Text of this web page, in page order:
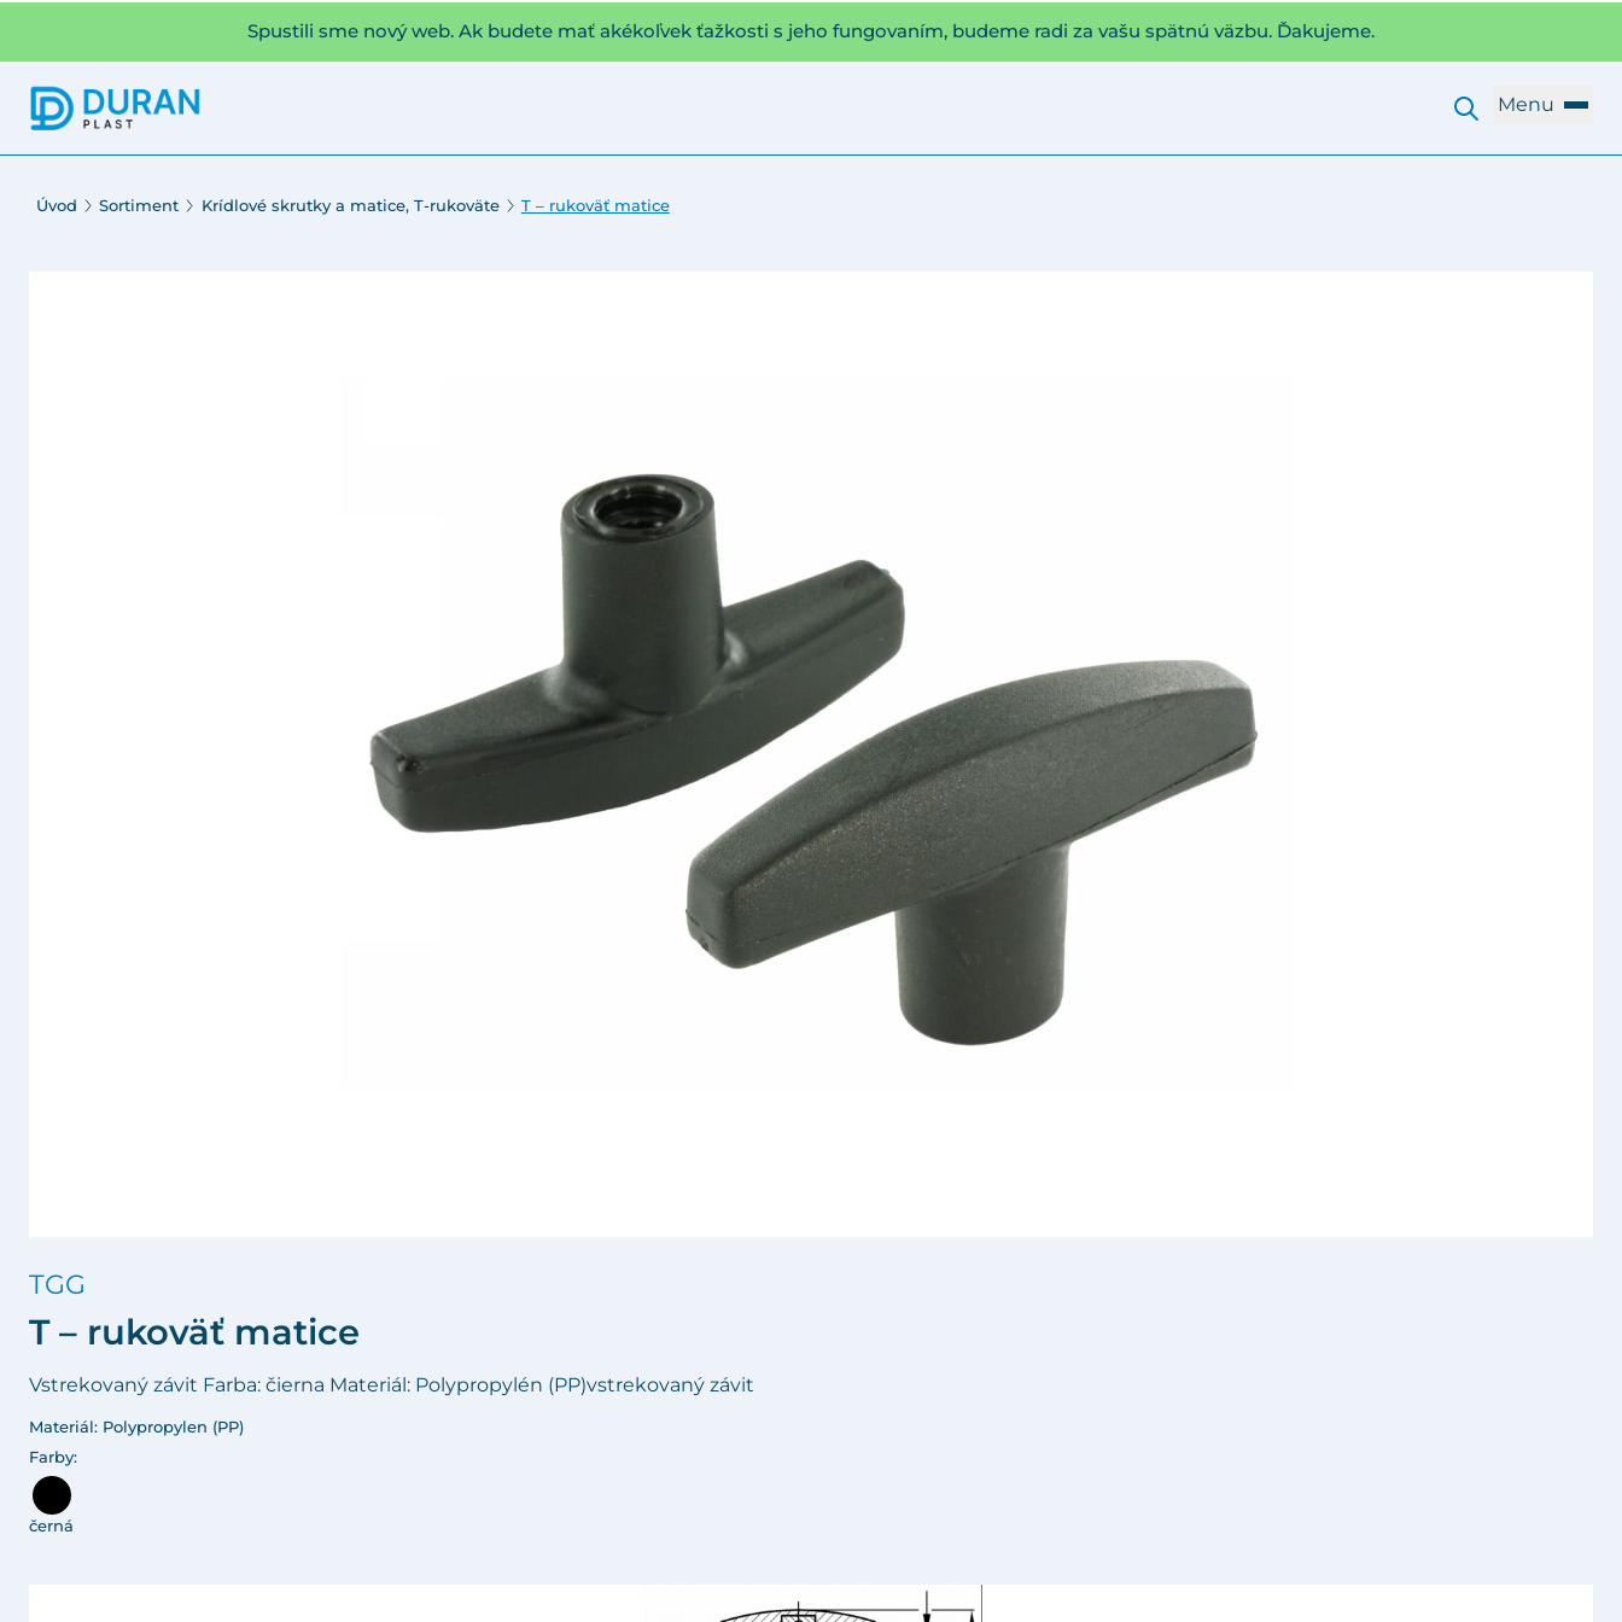
Spustili sme nový web. Ak budete mať akékoľvek ťažkosti s jeho fungovaním, budeme radi za vašu spätnú väzbu. Ďakujeme.
Menu
Úvod Sortiment Krídlové skrutky a matice, T-rukoväte T – rukoväť matice
TGG
T – rukoväť matice
Vstrekovaný závit Farba: čierna Materiál: Polypropylén (PP)vstrekovaný závit
Materiál: Polypropylen (PP)
Farby:
černá